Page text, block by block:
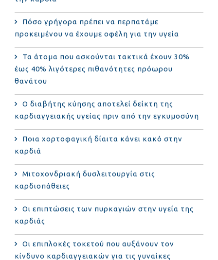
Πόσο γρήγορα πρέπει να περπατάμε
προκειμένου να έχουμε οφέλη για την υγεία
Τα άτομα που ασκούνται τακτικά έχουν 30%
έως 40% λιγότερες πιθανότητες πρόωρου
θανάτου
Ο διαβήτης κύησης αποτελεί δείκτη της
καρδιαγγειακής υγείας πριν από την εγκυμοσύνη
Ποια χορτοφαγική δίαιτα κάνει κακό στην
καρδιά
Μιτοχονδριακή δυσλειτουργία στις
καρδιοπάθειες
Οι επιπτώσεις των πυρκαγιών στην υγεία της
καρδιάς
Οι επιπλοκές τοκετού που αυξάνουν τον
κίνδυνο καρδιαγγειακών για τις γυναίκες